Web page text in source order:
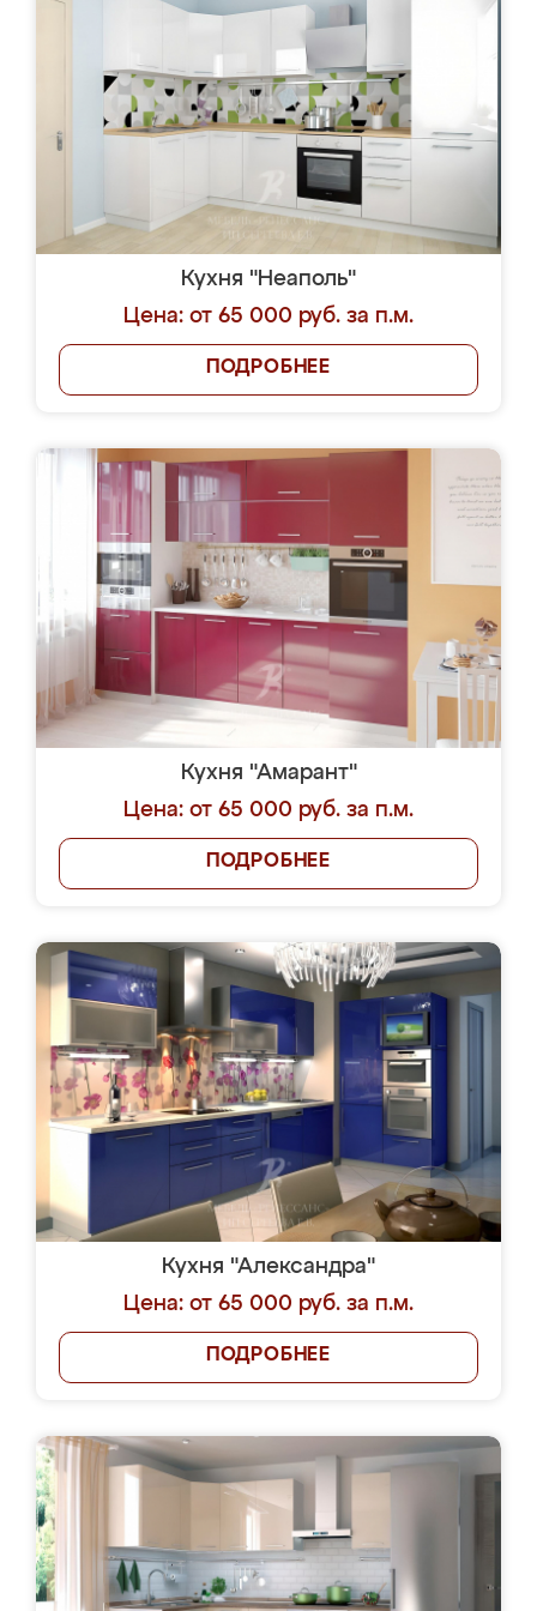
Кухня "Неаполь"
Цена: от 65 000 руб. за п.м.
ПОДРОБНЕЕ
Кухня "Амарант"
Цена: от 65 000 руб. за п.м.
ПОДРОБНЕЕ
Кухня "Александра"
Цена: от 65 000 руб. за п.м.
ПОДРОБНЕЕ